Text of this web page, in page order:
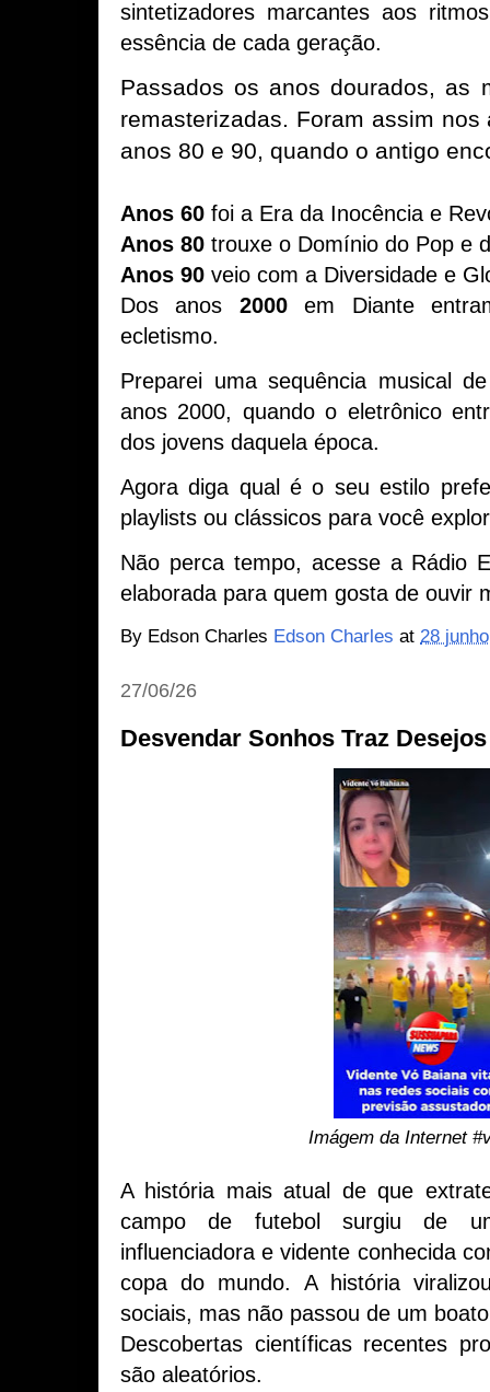
sintetizadores marcantes aos
essência de cada geração.
Passados os anos dourados, as
remasterizadas. Foram assim
anos 80 e 90, quando o antigo
Anos 60 foi a Era da Inocência e
Anos 80 trouxe o Domínio do Pop e
Anos 90 veio com a Diversidade e
Dos anos 2000 em Diante
ecletismo.
Preparei uma sequência musical
anos 2000, quando o eletrônico
dos jovens daquela época.
Agora diga qual é o seu estilo
playlists ou clássicos para você
Não perca tempo, acesse a Rádio
elaborada para quem gosta de ouvir
By Edson Charles Edson Charles at 28 junho
27/06/26
Desvendar Sonhos Traz
Imágem da Internet
A história mais atual de que
campo de futebol surgiu de
influenciadora e vidente conhecida
copa do mundo. A história
sociais, mas não passou de um
Descobertas científicas recentes
são aleatórios.